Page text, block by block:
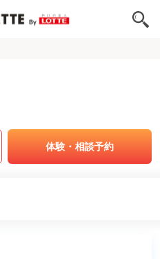
体験・相談予約